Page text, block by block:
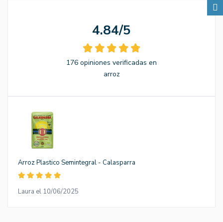
4.84/5
176 opiniones verificadas en
arroz
Arroz Plastico Semintegral - Calasparra
Laura el 10/06/2025